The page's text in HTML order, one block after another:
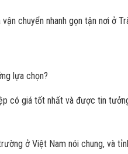
chuyển nhanh gọn tận nơi ở
lựa chọn?
có giá tốt nhất và được tin
ở Việt Nam nói chung, và